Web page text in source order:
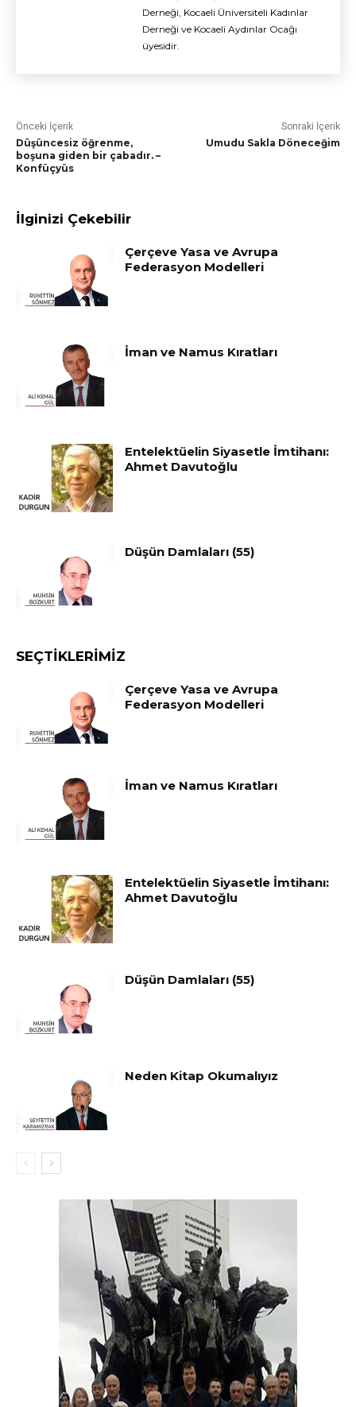
Derneği, Kocaeli Üniversiteli Kadınlar
Derneği ve Kocaeli Aydınlar Ocağı
üyesidir.
Önceki İçerik
Düşüncesiz öğrenme,
boşuna giden bir çabadır. –
Konfüçyüs
Sonraki İçerik
Umudu Sakla Döneceğim
İlginizi Çekebilir
Çerçeve Yasa ve Avrupa
Federasyon Modelleri
İman ve Namus Kıratları
Entelektüelin Siyasetle İmtihanı:
Ahmet Davutoğlu
Düşün Damlaları (55)
SEÇTIKLERIMIZ
Çerçeve Yasa ve Avrupa
Federasyon Modelleri
İman ve Namus Kıratları
Entelektüelin Siyasetle İmtihanı:
Ahmet Davutoğlu
Düşün Damlaları (55)
Neden Kitap Okumalıyız